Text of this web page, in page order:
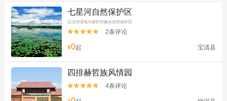
七星河自然保护区
以沼泽湿地为保护对象的自然保护区

 2条评论
¥0起 宝清县
四排赫哲族风情园

 4条评论